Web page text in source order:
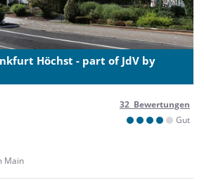
Höchst - part of JdV by
32 Bewertungen
Gut
Main